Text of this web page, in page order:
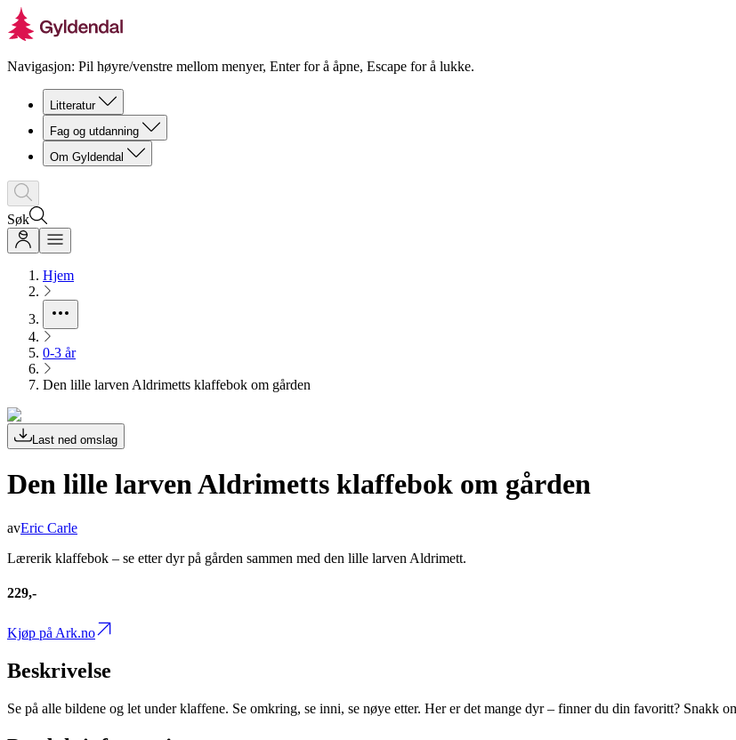
Navigasjon: Pil høyre/venstre mellom menyer, Enter for å åpne, Escape for å lukke.
Litteratur
Fag og utdanning
Om Gyldendal
Søk
Hjem
0-3 år
Den lille larven Aldrimetts klaffebok om gården
Last ned omslag
Den lille larven Aldrimetts klaffebok om gården
avEric Carle
Lærerik klaffebok – se etter dyr på gården sammen med den lille larven Aldrimett.
229,-
Kjøp på Ark.no
Beskrivelse
Se på alle bildene og let under klaffene. Se omkring, se inni, se nøye etter. Her er det mange dyr – finner du din favoritt? Snakk